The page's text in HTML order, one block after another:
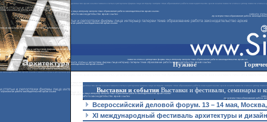
Нужное
Выставки и событияВыставки и фестивали, семинары и
Всероссийский деловой форум. 13 – 14 мая,
XI международный фестиваль архитектуры и